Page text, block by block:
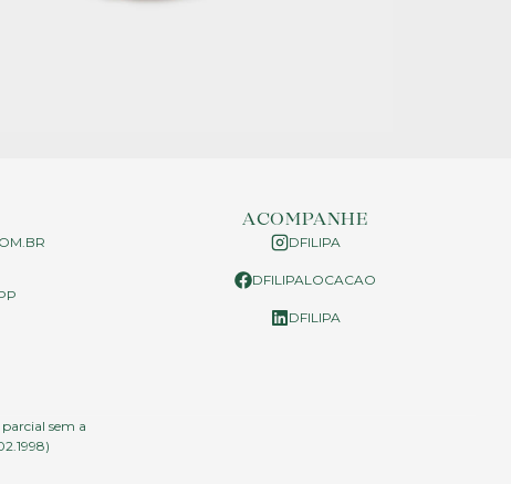
ACOMPANHE
DFILIPA
DFILIPALOCACAO
DFILIPA
sem a